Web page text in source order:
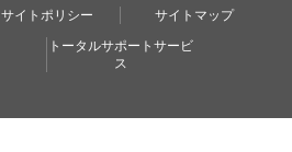
サイトポリシー
サイトマップ
トータルサポートサービ
ス